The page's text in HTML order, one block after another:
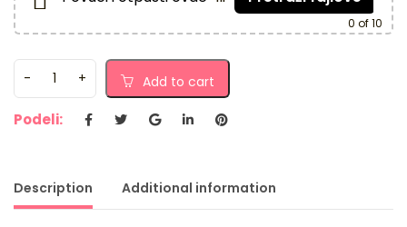
0 of 10
Add to cart
Podeli:
Description Additional information